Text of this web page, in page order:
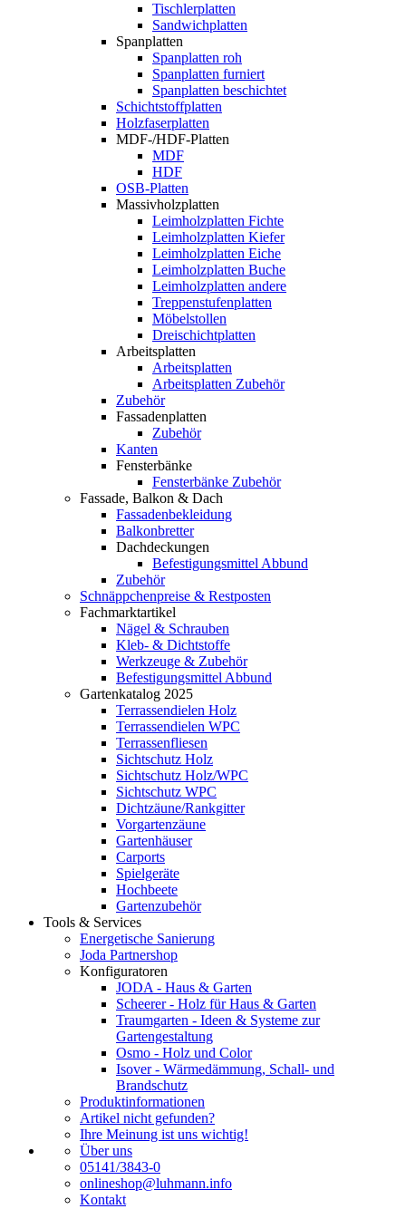
Tischlerplatten
Sandwichplatten
Spanplatten
Spanplatten roh
Spanplatten furniert
Spanplatten beschichtet
Schichtstoffplatten
Holzfaserplatten
MDF-/HDF-Platten
MDF
HDF
OSB-Platten
Massivholzplatten
Leimholzplatten Fichte
Leimholzplatten Kiefer
Leimholzplatten Eiche
Leimholzplatten Buche
Leimholzplatten andere
Treppenstufenplatten
Möbelstollen
Dreischichtplatten
Arbeitsplatten
Arbeitsplatten
Arbeitsplatten Zubehör
Zubehör
Fassadenplatten
Zubehör
Kanten
Fensterbänke
Fensterbänke Zubehör
Fassade, Balkon & Dach
Fassadenbekleidung
Balkonbretter
Dachdeckungen
Befestigungsmittel Abbund
Zubehör
Schnäppchenpreise & Restposten
Fachmarktartikel
Nägel & Schrauben
Kleb- & Dichtstoffe
Werkzeuge & Zubehör
Befestigungsmittel Abbund
Gartenkatalog 2025
Terrassendielen Holz
Terrassendielen WPC
Terrassenfliesen
Sichtschutz Holz
Sichtschutz Holz/WPC
Sichtschutz WPC
Dichtzäune/Rankgitter
Vorgartenzäune
Gartenhäuser
Carports
Spielgeräte
Hochbeete
Gartenzubehör
Tools & Services
Energetische Sanierung
Joda Partnershop
Konfiguratoren
JODA - Haus & Garten
Scheerer - Holz für Haus & Garten
Traumgarten - Ideen & Systeme zur
Gartengestaltung
Osmo - Holz und Color
Isover - Wärmedämmung, Schall- und
Brandschutz
Produktinformationen
Artikel nicht gefunden?
Ihre Meinung ist uns wichtig!
Über uns
05141/3843-0
onlineshop@luhmann.info
Kontakt